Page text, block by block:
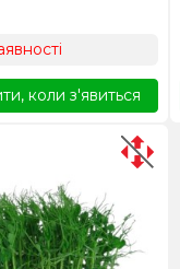
коли з'явиться